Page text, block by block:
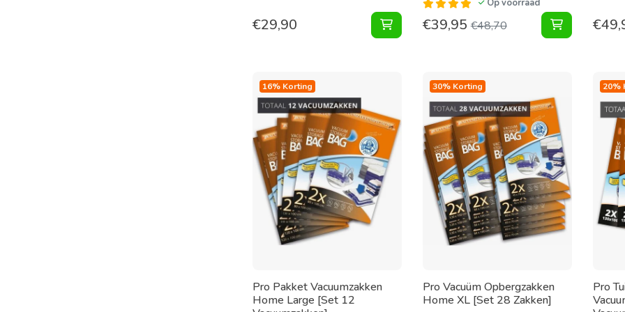
€29,90 Vacuum Opbergbox 40X40X25 [Per Stuk]
Op voorraad
€39,95€48,70 Pakket€
16% Korting
Pro Pakket Vacuumzakken
Home Large [Set 12
30% Korting
Pro Vacuüm Opbergzakken
Home XL [Set 28 Zakken]
20%
Pro